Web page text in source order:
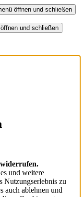
öffnen und schließen
und schließen
und weitere
Nutzungserlebnis zu
auch ablehnen und